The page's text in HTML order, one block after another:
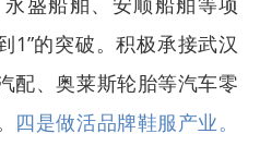
1”的突破。积极承接武汉
配、奥莱斯轮胎等汽车零
四是做活品牌鞋服产业。